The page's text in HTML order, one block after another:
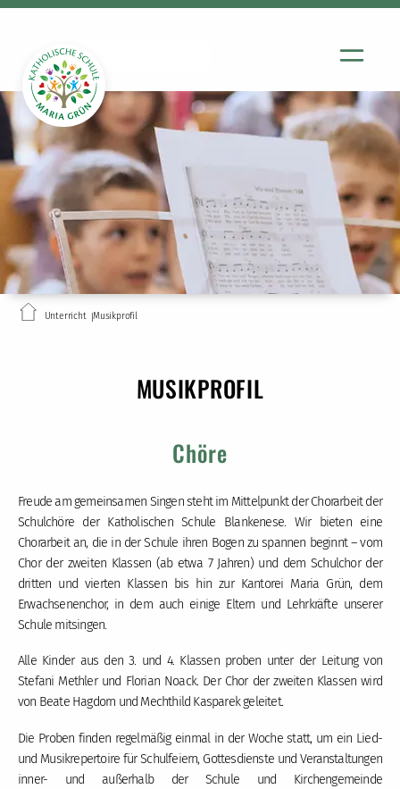
Unterricht Musikprofil
MUSIKPROFIL
Chöre
Freude am gemeinsamen Singen steht im Mittelpunkt der Chorarbeit der
Schulchöre der Katholischen Schule Blankenese. Wir bieten eine
Chorarbeit an, die in der Schule ihren Bogen zu spannen beginnt – vom
Chor der zweiten Klassen (ab etwa 7 Jahren) und dem Schulchor der
dritten und vierten Klassen bis hin zur Kantorei Maria Grün, dem
Erwachsenenchor, in dem auch einige Eltern und Lehrkräfte unserer
Schule mitsingen.
Alle Kinder aus den 3. und 4. Klassen proben unter der Leitung von
Stefani Methler und Florian Noack. Der Chor der zweiten Klassen wird
von Beate Hagdorn und Mechthild Kasparek geleitet.
Die Proben finden regelmäßig einmal in der Woche statt, um ein Lied-
und Musikrepertoire für Schulfeiern, Gottesdienste und Veranstaltungen
inner- und außerhalb der Schule und Kirchengemeinde